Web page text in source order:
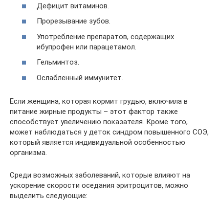
Дефицит витаминов.
Прорезывание зубов.
Употребление препаратов, содержащих
ибупрофен или парацетамол.
Гельминтоз.
Ослабленный иммунитет.
Если женщина, которая кормит грудью, включила в
питание жирные продукты – этот фактор также
способствует увеличению показателя. Кроме того,
может наблюдаться у деток синдром повышенного СОЭ,
который является индивидуальной особенностью
организма.
Среди возможных заболеваний, которые влияют на
ускорение скорости оседания эритроцитов, можно
выделить следующие: